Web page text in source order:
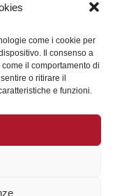
come i cookie per
Il consenso a
il comportamento di
o ritirare il
e funzioni.
DOP IGP
n. 0311719 del
n. 0016662 del